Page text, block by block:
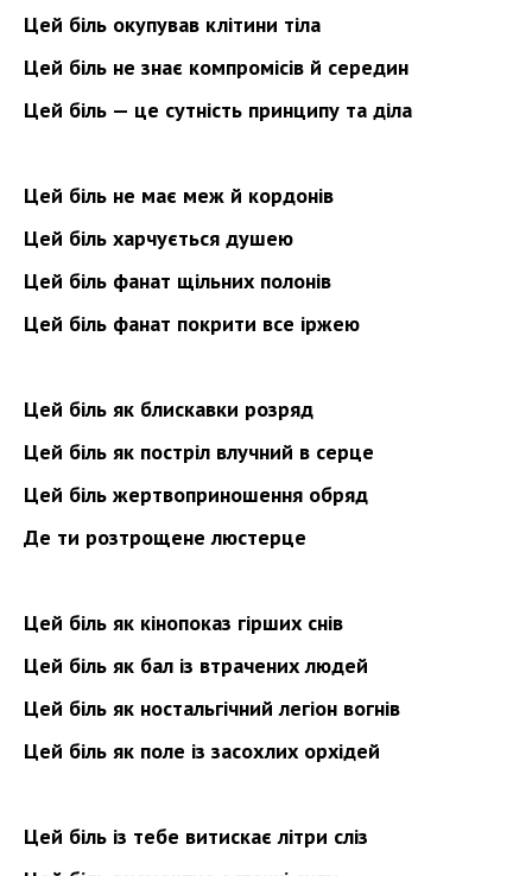
Цей біль окупував клітини тіла
Цей біль не знає компромісів й середин
Цей біль — це сутність принципу та діла
Цей біль не має меж й кордонів
Цей біль харчується душею
Цей біль фанат щільних полонів
Цей біль фанат покрити все іржею
Цей біль як блискавки розряд
Цей біль як постріл влучний в серце
Цей біль жертвоприношення обряд
Де ти розтрощене люстерце
Цей біль як кінопоказ гірших снів
Цей біль як бал із втрачених людей
Цей біль як ностальгічний легіон вогнів
Цей біль як поле із засохлих орхідей
Цей біль із тебе витискає літри сліз